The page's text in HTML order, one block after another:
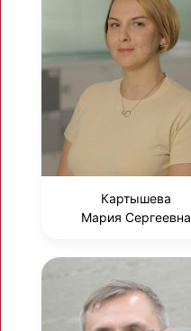
Картышева
Мария Сергеевна